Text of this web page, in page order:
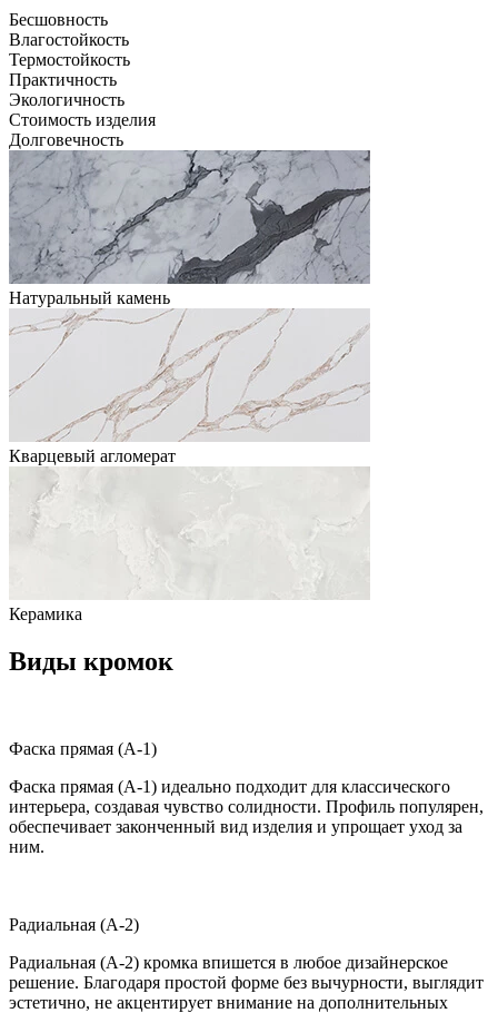
Бесшовность
Влагостойкость
Термостойкость
Практичность
Экологичность
Стоимость изделия
Долговечность
Натуральный камень
Кварцевый агломерат
Керамика
Виды кромок
Фаска прямая (A-1)
Фаска прямая (A-1) идеально подходит для классического
интерьера, создавая чувство солидности. Профиль популярен,
обеспечивает законченный вид изделия и упрощает уход за
ним.
Радиальная (A-2)
Радиальная (A-2) кромка впишется в любое дизайнерское
решение. Благодаря простой форме без вычурности, выглядит
эстетично, не акцентирует внимание на дополнительных